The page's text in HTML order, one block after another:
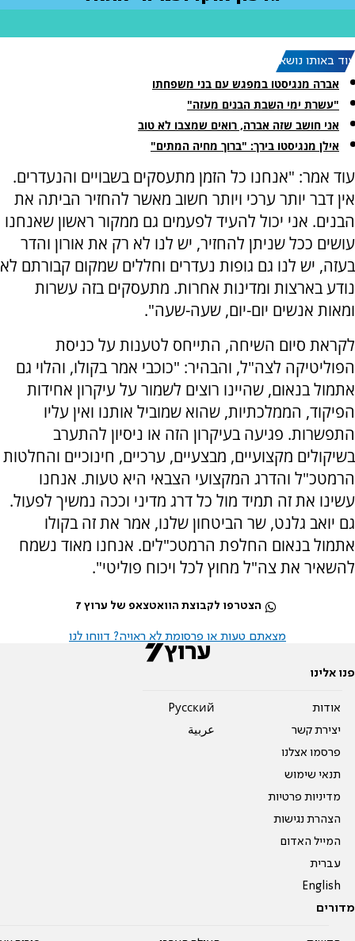
עוד באותו נושא:
אברה מנגיסטו במפגש עם בני משפחתו
"עשרת ימי השבת הבנים מעזה"
אני חושב שזה אברה, רואים שמצבו לא טוב
אילן מנגיסטו בירך: "ברוך מחיה המתים"
עוד אמר: "אנחנו כל הזמן מתעסקים בשבויים והנעדרים.
אין דבר יותר ערכי ויותר חשוב מאשר להחזיר הביתה את
הבנים. אני יכול להעיד לפעמים גם ממקור ראשון שאנחנו
עושים ככל שניתן להחזיר, יש לנו לא רק את אורון והדר
בעזה, יש לנו גם גופות נעדרים וחללים שמקום קבורתם לא
נודע בארצות ומדינות אחרות. מתעסקים בזה עשרות
ומאות אנשים יום-יום, שעה-שעה".
לקראת סיום השיחה, התייחס לטענות על כניסת
הפוליטיקה לצה"ל, והבהיר: "כוכבי אמר בקולו, והלוי גם
אתמול בנאום, שהיינו רוצים לשמור על עיקרון אחידות
הפיקוד, הממלכתיות, שהוא שמוביל אותנו ואין עליו
התפשרות. פגיעה בעיקרון הזה או ניסיון להתערב
בשיקולים מקצועיים, מבצעיים, ערכיים, חינוכיים והחלטות
הרמטכ"ל והדרג המקצועי הצבאי היא טעות. אנחנו
עשינו את זה תמיד מול כל דרג מדיני וככה נמשיך לפעול.
גם יואב גלנט, שר הביטחון שלנו, אמר את זה בקולו
אתמול בנאום החלפת הרמטכ"לים. אנחנו מאוד נשמח
להשאיר את צה"ל מחוץ לכל ויכוח פוליטי".
הצטרפו לקבוצת הוואטצאפ של ערוץ 7
מצאתם טעות או פרסומת לא ראויה? דווחו לנו
פנו אלינו
אודות
יצירת קשר
פרסמו אצלנו
תנאי שימוש
מדיניות פרטיות
הצהרת נגישות
המייל האדום
עברית
English
Pусский
عربية
מדורים